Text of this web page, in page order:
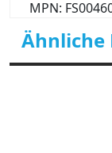
MPN:
Ähnliche